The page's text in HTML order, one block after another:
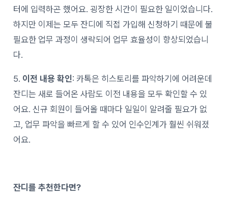
터에 입력하곤 했어요. 굉장한 시간이 필요한 일이었습니다.
하지만 이제는 모두 잔디에 직접 가입해 신청하기 때문에 불
필요한 업무 과정이 생략되어 업무 효율성이 향상되었습니
다.
5. 이전 내용 확인: 카톡은 히스토리를 파악하기에 어려운데
잔디는 새로 들어온 사람도 이전 내용을 모두 확인할 수 있
어요. 신규 회원이 들어올 때마다 일일이 알려줄 필요가 없
고, 업무 파악을 빠르게 할 수 있어 인수인계가 훨씬 쉬워졌
어요.
잔디를 추천한다면?